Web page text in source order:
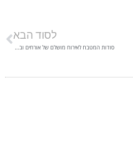
לסוד הבא
סודות המטבח לאירוח מושלם של אורחים ובני משפחה